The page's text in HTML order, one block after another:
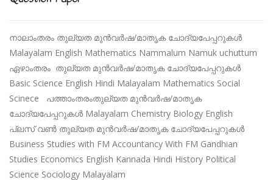
നാലാംതരം തുല്യത മുന്‍വര്‍ഷ/മാതൃക ചോദ്യപേപ്പറുകള്‍
Malayalam English Mathematics Nammalum Namuk uchuttum
ഏഴാംതരം തുല്യത മുന്‍വര്‍ഷ/മാതൃക ചോദ്യപേപ്പറുകള്‍
Basic Science English Hindi Malayalam Mathematics Social
Scinece പത്താംതരംതുല്യത മുന്‍വര്‍ഷ/മാതൃക
ചോദ്യപേപ്പറുകള്‍ Malayalam Chemistry Biology English
പ്ലസ് വണ്‍ തുല്യത മുന്‍വര്‍ഷ/മാതൃക ചോദ്യപേപ്പറുകള്‍
Business Studies with FM Accountancy With FM Gandhian
Studies Economics English Kannada Hindi History Political
Science Sociology Malayalam